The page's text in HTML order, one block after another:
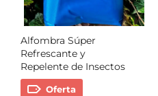
Alfombra Súper
Refrescante y
Repelente de Insectos
Oferta